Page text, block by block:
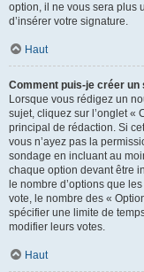
option, il ne vous sera plus
d’insérer votre signature.
Haut
Comment puis-je créer un
Lorsque vous rédigez un
sujet, cliquez sur l’onglet «
principal de rédaction. Si
vous n’ayez pas la
sondage en incluant au
chaque option devant être
le nombre d’options que
vote, le nombre des «
spécifier une limite de
modifier leurs votes.
Haut